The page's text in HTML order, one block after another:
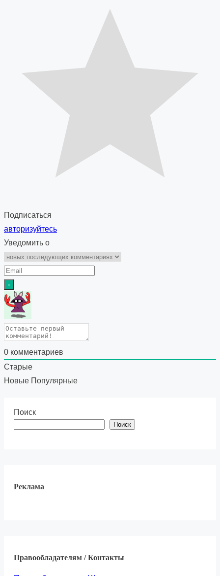
Подписаться
авторизуйтесь
Уведомить о
0 комментариев
Старые
Новые Популярные
Поиск
Поиск
Реклама
Правообладателям / Контакты